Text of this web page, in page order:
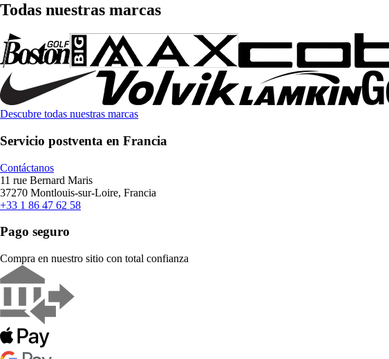
Todas nuestras marcas
Descubre todas nuestras marcas
Servicio postventa en Francia
Contáctanos
11 rue Bernard Maris
37270 Montlouis-sur-Loire, Francia
+33 1 86 47 62 58
Pago seguro
Compra en nuestro sitio con total confianza